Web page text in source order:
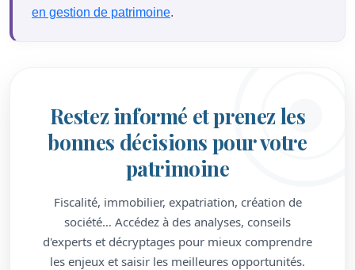
en gestion de patrimoine.
Restez informé et prenez les
bonnes décisions pour votre
patrimoine
Fiscalité, immobilier, expatriation, création de
société… Accédez à des analyses, conseils
d'experts et décryptages pour mieux comprendre
les enjeux et saisir les meilleures opportunités.